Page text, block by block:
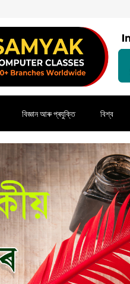
বিজ্ঞান আৰু প্ৰযুক্তি বিশ্ব